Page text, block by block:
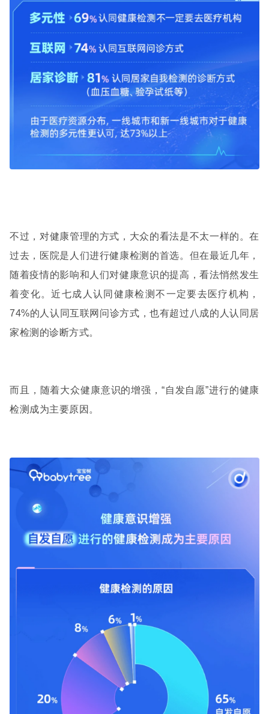
不过，对健康管理的方式，大众的看法是不太一样的。在
过去，医院是人们进行健康检测的首选。但在最近几年，
随着疫情的影响和人们对健康意识的提高，看法悄然发生
着变化。近七成人认同健康检测不一定要去医疗机构，
74%的人认同互联网问诊方式，也有超过八成的人认同居
家检测的诊断方式。
而且，随着大众健康意识的增强，“自发自愿”进行的健康
检测成为主要原因。